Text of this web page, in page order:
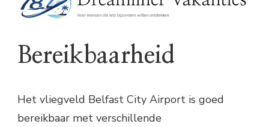
Bereikbaarheid
Het vliegveld Belfast City Airport is goed
bereikbaar met verschillende